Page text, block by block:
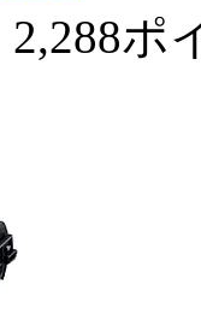
2,288ポ